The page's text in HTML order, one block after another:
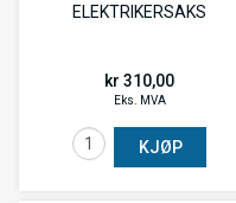
ELEKTRIKERSAKS
kr 310,00
Eks. MVA
KJØP